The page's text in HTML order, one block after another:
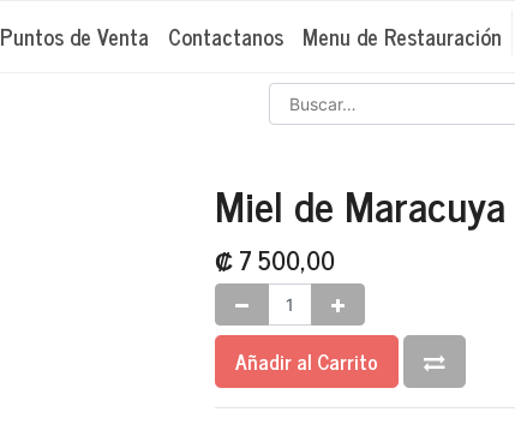
Puntos de Venta Contactanos Menu de Restauración
Miel de
₡7 500,00
Añadir al Carrito